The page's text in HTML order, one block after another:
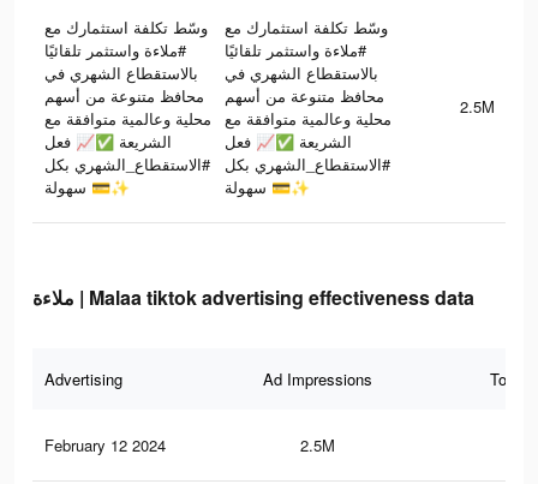
وسّط تكلفة استثمارك مع
#ملاءة واستثمر تلقائيًا
بالاستقطاع الشهري في
محافظ متنوعة من أسهم
محلية وعالمية متوافقة مع
الشريعة ✅📈 فعل
#الاستقطاع_الشهري بكل
سهولة 💳✨
وسّط تكلفة استثمارك مع
#ملاءة واستثمر تلقائيًا
بالاستقطاع الشهري في
محافظ متنوعة من أسهم
محلية وعالمية متوافقة مع
الشريعة ✅📈 فعل
#الاستقطاع_الشهري بكل
سهولة 💳✨
2.5M
ملاءة | Malaa tiktok advertising effectiveness data
Advertising Ad Impressions Total
February 12 2024 2.5M